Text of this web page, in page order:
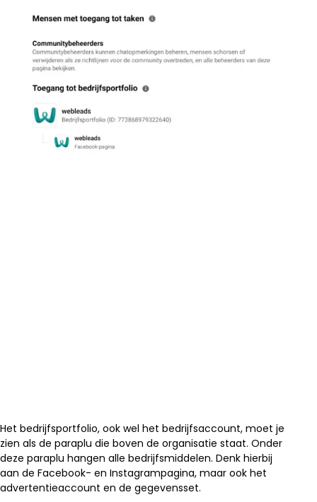
Het bedrijfsportfolio, ook wel het bedrijfsaccount, moet je
zien als de paraplu die boven de organisatie staat. Onder
deze paraplu hangen alle bedrijfsmiddelen. Denk hierbij
aan de Facebook- en Instagrampagina, maar ook het
advertentieaccount en de gegevensset.